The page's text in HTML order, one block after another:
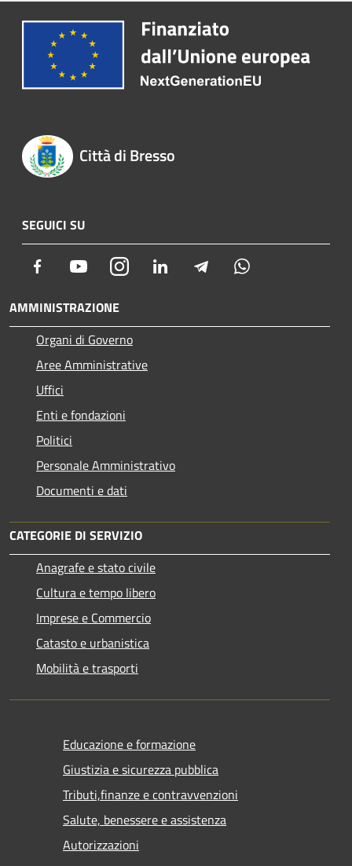
Città di Bresso
SEGUICI SU
Facebook YoutubeInstagram LinkedIn Telegram
AMMINISTRAZIONE
Organi di Governo
Aree Amministrative
Uffici
Enti e fondazioni
Politici
Personale Amministrativo
Documenti e dati
CATEGORIE DI SERVIZIO
Anagrafe e stato civile
Cultura e tempo libero
Imprese e Commercio
Catasto e urbanistica
Mobilità e trasporti
Educazione e formazione
Giustizia e sicurezza pubblica
Tributi,finanze e contravvenzioni
Salute, benessere e assistenza
Autorizzazioni